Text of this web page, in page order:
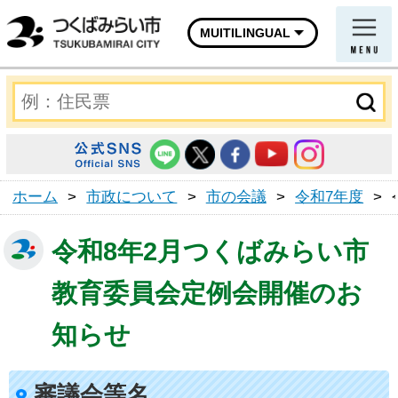
MUITILINGUAL
ホーム > 市政について > 市の会議 > 令和7年度 >
令和8年2月つくばみらい市
教育委員会定例会開催のお
知らせ